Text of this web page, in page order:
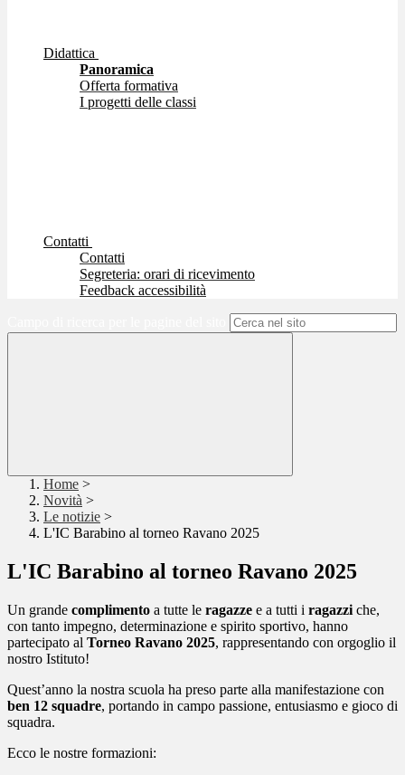
Didattica
Panoramica
Offerta formativa
I progetti delle classi
Contatti
Contatti
Segreteria: orari di ricevimento
Feedback accessibilità
Home >
Novità >
Le notizie >
L'IC Barabino al torneo Ravano 2025
L'IC Barabino al torneo Ravano 2025
Un grande complimento a tutte le ragazze e a tutti i ragazzi che,
con tanto impegno, determinazione e spirito sportivo, hanno
partecipato al Torneo Ravano 2025, rappresentando con orgoglio il
nostro Istituto!
Quest’anno la nostra scuola ha preso parte alla manifestazione con
ben 12 squadre, portando in campo passione, entusiasmo e gioco di
squadra.
Ecco le nostre formazioni: